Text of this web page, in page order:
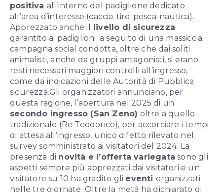
positiva all’interno del padiglione dedicato
all’area d’interesse (caccia-tiro-pesca-nautica).
Apprezzato anche il
livello di sicurezza
garantito ai padiglioni: a seguito di una massiccia
campagna social condotta, oltre che dai soliti
animalisti, anche da gruppi antagonisti, si erano
resti necessari maggiori controlli all’ingresso,
come da indicazioni delle Autorità di Pubblica
sicurezza.Gli organizzatori annunciano, per
questa ragione, l’apertura nel 2025 di un
secondo ingresso (San Zeno) oltre a quello
tradizionale (Re Teodorico), per accorciare i tempi
di attesa all’ingresso, unico difetto rilevato nel
survey somministrato ai visitatori del 2024. La
presenza di novità e l’offerta variegata sono gli
aspetti sempre più apprezzati dai visitatori e un
visitatore su 10 ha gradito gli eventi organizzati
nelle tre giornate. Oltre la metà ha dichiarato di